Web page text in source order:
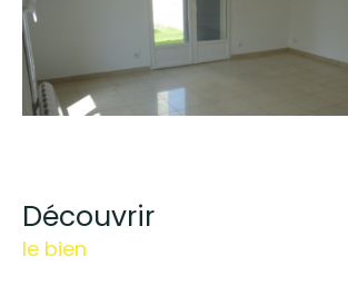
découvrir
le bien